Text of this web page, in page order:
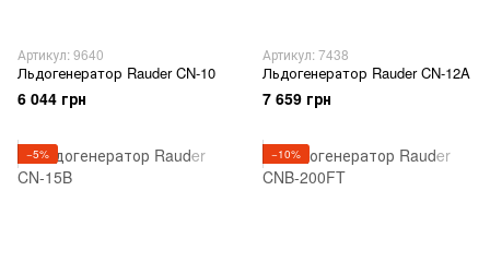
Артикул: 9640
Льдогенератор Rauder CN-10
6 044 грн
Артикул: 7438
Льдогенератор Rauder CN-12A
7 659 грн
−5% −10%